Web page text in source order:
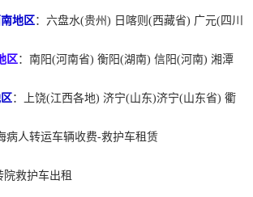
地区 ：六盘水(贵州) 日喀则(西藏省) 广元(四川
区 ：南阳(河南省) 衡阳(湖南) 信阳(河南) 湘潭
：上饶(江西各地) 济宁(山东)济宁(山东省) 衢
病人转运车辆收费-救护车租赁
院救护车出租